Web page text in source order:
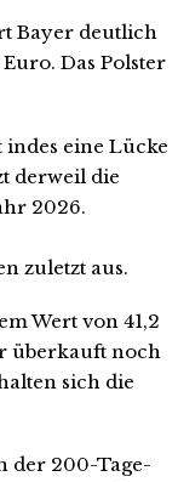
Bayer deutlich
Das Polster
eine Lücke
derweil die
2026.
zuletzt aus.
Wert von 41,2
überkauft noch
sich die
der 200-Tage-